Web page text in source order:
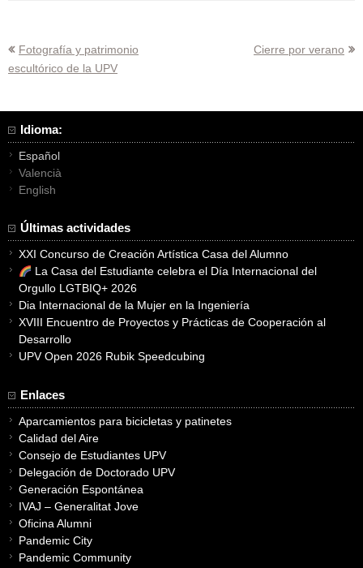
Navegación
de
Fotografía y patrimonio
escultórico de la UPV
Cierre por verano
Idioma:
Español
Valencià
English
Últimas actividades
XXI Concurso de Creación Artística Casa del Alumno
La Casa del Estudiante celebra el Día Internacional del
Orgullo LGTBIQ+ 2026
Dia Internacional de la Mujer en la Ingeniería
XVIII Encuentro de Proyectos y Prácticas de Cooperación al
Desarrollo
UPV Open 2026 Rubik Speedcubing
Enlaces
Aparcamientos para bicicletas y patinetes
Calidad del Aire
Consejo de Estudiantes UPV
Delegación de Doctorado UPV
Generación Espontánea
IVAJ – Generalitat Jove
Oficina Alumni
Pandemic City
Pandemic Community